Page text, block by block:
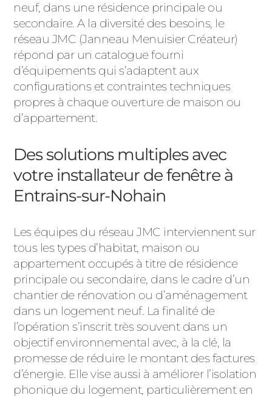
neuf, dans une résidence principale ou
secondaire. A la diversité des besoins, le
réseau JMC (Janneau Menuisier Créateur)
répond par un catalogue fourni
d’équipements qui s’adaptent aux
configurations et contraintes techniques
propres à chaque ouverture de maison ou
d’appartement.
Des solutions multiples avec
votre installateur de fenêtre à
Entrains-sur-Nohain
Les équipes du réseau JMC interviennent sur
tous les types d’habitat, maison ou
appartement occupés à titre de résidence
principale ou secondaire, dans le cadre d’un
chantier de rénovation ou d’aménagement
dans un logement neuf. La finalité de
l’opération s’inscrit très souvent dans un
objectif environnemental avec, à la clé, la
promesse de réduire le montant des factures
d’énergie. Elle vise aussi à améliorer l’isolation
phonique du logement, particulièrement en